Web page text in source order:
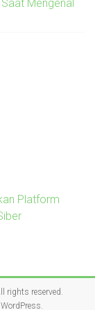
Mengenal
Platform
rights reserved.
WordPress